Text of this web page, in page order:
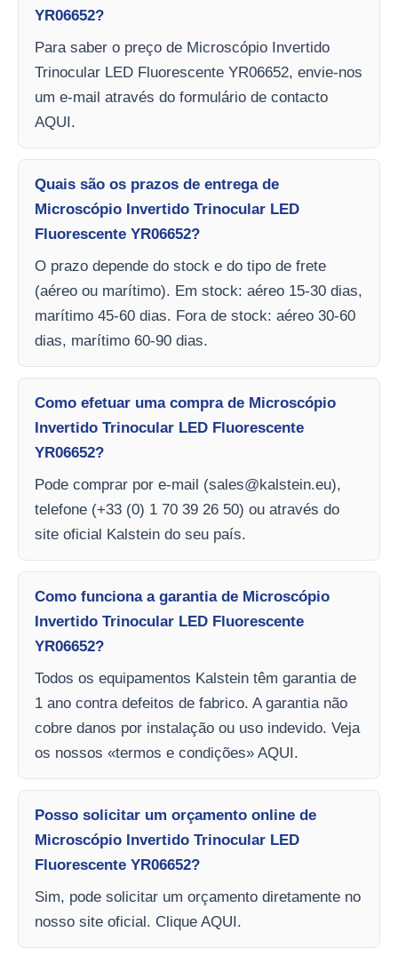
YR06652?
Para saber o preço de Microscópio Invertido
Trinocular LED Fluorescente YR06652, envie-nos
um e-mail através do formulário de contacto
AQUI.
Quais são os prazos de entrega de
Microscópio Invertido Trinocular LED
Fluorescente YR06652?
O prazo depende do stock e do tipo de frete
(aéreo ou marítimo). Em stock: aéreo 15-30 dias,
marítimo 45-60 dias. Fora de stock: aéreo 30-60
dias, marítimo 60-90 dias.
Como efetuar uma compra de Microscópio
Invertido Trinocular LED Fluorescente
YR06652?
Pode comprar por e-mail (sales@kalstein.eu),
telefone (+33 (0) 1 70 39 26 50) ou através do
site oficial Kalstein do seu país.
Como funciona a garantia de Microscópio
Invertido Trinocular LED Fluorescente
YR06652?
Todos os equipamentos Kalstein têm garantia de
1 ano contra defeitos de fabrico. A garantia não
cobre danos por instalação ou uso indevido. Veja
os nossos «termos e condições» AQUI.
Posso solicitar um orçamento online de
Microscópio Invertido Trinocular LED
Fluorescente YR06652?
Sim, pode solicitar um orçamento diretamente no
nosso site oficial. Clique AQUI.